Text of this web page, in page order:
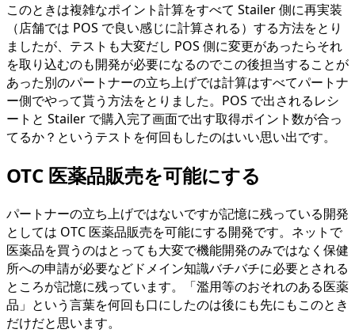
このときは複雑なポイント計算をすべて Stailer 側に再実装
（店舗では POS で良い感じに計算される）する方法をとり
ましたが、テストも大変だし POS 側に変更があったらそれ
を取り込むのも開発が必要になるのでこの後担当することが
あった別のパートナーの立ち上げでは計算はすべてパートナ
ー側でやって貰う方法をとりました。POS で出されるレシ
ートと Stailer で購入完了画面で出す取得ポイント数が合っ
てるか？というテストを何回もしたのはいい思い出です。
OTC 医薬品販売を可能にする
パートナーの立ち上げではないですが記憶に残っている開発
としては OTC 医薬品販売を可能にする開発です。ネットで
医薬品を買うのはとっても大変で機能開発のみではなく保健
所への申請が必要などドメイン知識バチバチに必要とされる
ところが記憶に残っています。「濫用等のおそれのある医薬
品」という言葉を何回も口にしたのは後にも先にもこのとき
だけだと思います。